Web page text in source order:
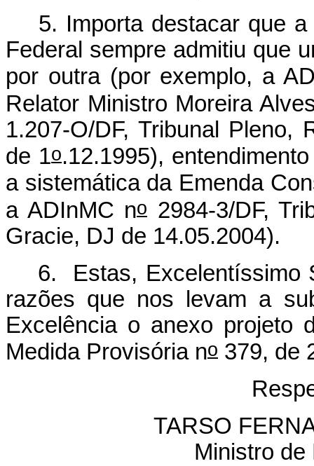
5. Importa destacar que
Federal sempre admitiu que
por outra (por exemplo, a
Relator Ministro Moreira
1.207-O/DF, Tribunal Pleno,
de 1o.12.1995),
a sistemática da Emenda
a ADInMC no 2984-3/DF,
Gracie, DJ de 14.05.2004).
6. Estas, Excelentíssimo
razões que nos levam a
Excelência o anexo projeto
Medida Provisória no 379, de
TARSO
Ministro